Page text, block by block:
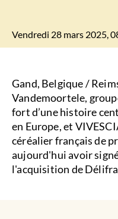
Vendredi 28 mars 2025,
Gand, Belgique /
Vandemoortele,
fort d’une histoire
en Europe, et
céréalier français de
aujourd'hui avoir
l'acquisition de